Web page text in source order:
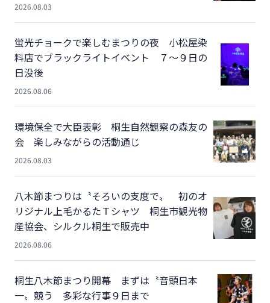
2026.08.03
蛍光チョークで楽しむまつりの夜 小松屋染
料店でブラックライトイベント ７～９日の
日没後
2026.08.06
環境保全で大臣表彰 桐生自然観察の森友の
会 楽しみながらの活動通じ
2026.08.03
八木節まつりは〝そろいの支度で〟 初のオ
リジナル上毛かるたＴシャツ 桐生市観光物
産協会、シルクル桐生で販売中
2026.08.06
桐生八木節まつり開幕 まずは〝音頭日本
一〟競う 多彩な行事９日まで